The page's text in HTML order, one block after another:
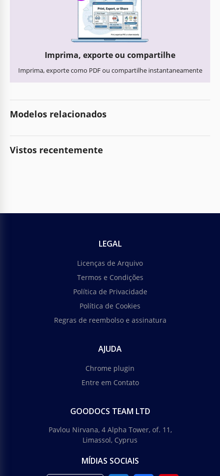
Imprima, exporte ou compartilhe
Imprima, exporte como PDF ou compartilhe instantaneamente
Modelos relacionados
Vistos recentemente
LEGAL
Licenças de Arquivo
Termos e Condições
Política de Privacidade
Política de Cookies
Regras de reembolso e assinatura
AJUDA
Chrome plugin
Entre em Contato
GOODOCS TEAM LTD
Pavlou Nirvana, 4 Alpha Tower, of. 11,
Limassol, Cyprus
MÍDIAS SOCIAIS